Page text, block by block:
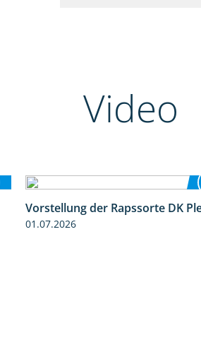
Video
Vorstellung der Rapssorte DK
01.07.2026